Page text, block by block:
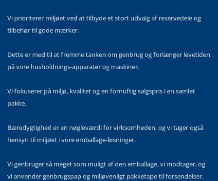
Vi prioriterer miljøet ved at tilbyde et stort udvalg af reservedele og
tilbehør til gode mærker.
Dette er med til at fremme tanken om genbrug og forlænger levetiden
på vore husholdnings-apparater og maskiner.
Vi fokuserer på miljø, kvalitet og en fornuftig salgspris i en samlet
pakke.
Bæredygtighed er en nøgleværdi for virksomheden, og vi tager også
hensyn til miljøet i vore emballage-løsninger.
Vi genbruger så meget som muligt af den emballage, vi modtager, og
vi anvender genbrugspap og miljøvenligt pakketape til forsendelser.